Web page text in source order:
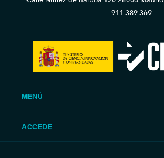
911 389 369
MENÚ
ACCEDE